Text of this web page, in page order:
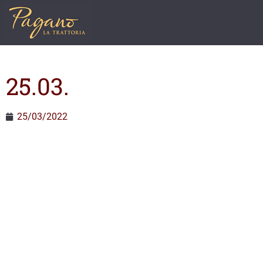
25.03.
25/03/2022